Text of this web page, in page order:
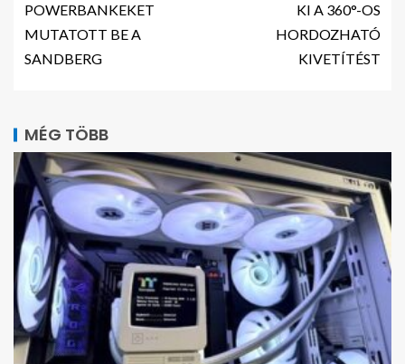
POWERBANKEKET
MUTATOTT BE A
SANDBERG
KI A 360°-OS
HORDOZHATÓ
KIVETÍTÉST
MÉG TÖBB